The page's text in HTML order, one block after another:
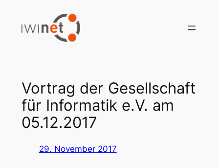
Inhalt
springen
Vortrag der Gesellschaft
für Informatik e.V. am
05.12.2017
29. November 2017